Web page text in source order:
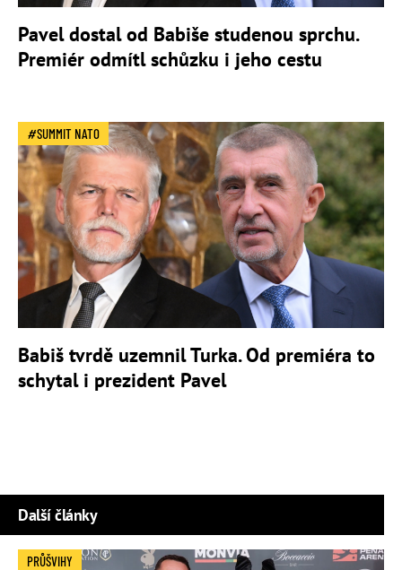
Pavel dostal od Babiše studenou sprchu.
Premiér odmítl schůzku i jeho cestu
SUMMIT NATO
Babiš tvrdě uzemnil Turka. Od premiéra to
schytal i prezident Pavel
Další články
PRŮŠVIHY